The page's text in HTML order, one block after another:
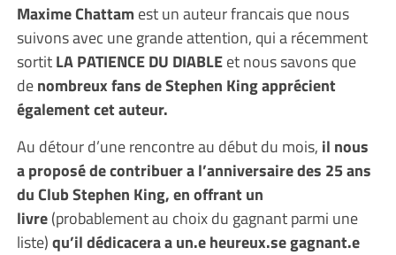
Maxime Chattam est un auteur francais que nous
suivons avec une grande attention, qui a récemment
sortitLA PATIENCE DU DIABLEet nous savons que
denombreux fans de Stephen King apprécient
également cet auteur.
Au détour d’une rencontre au début du mois, il nous
a proposé de contribuer a l’anniversaire des 25 ans
du Club Stephen King, en offrant un
livre(probablement au choix du gagnant parmi une
liste)qu’il dédicacera a un.e heureux.se gagnant.e